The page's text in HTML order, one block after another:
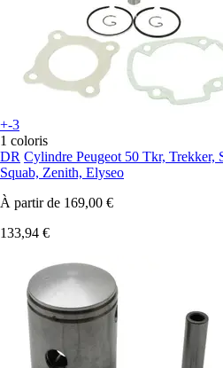
+-3
1 coloris
DR Cylindre Peugeot 50 Tkr,
Squab, Zenith, Elyseo
À partir de 169,00 €
133,94 €